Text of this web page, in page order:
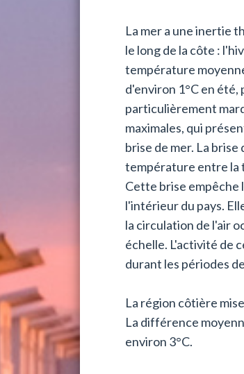
La mer a une inertie
le long de la côte :
température
d'environ 1°C en été,
particulièrement
maximales, qui
brise de mer. La
température entre la
Cette brise empêche
l'intérieur du pays.
la circulation de l'air
échelle. L'activité de
durant les périodes
La région côtière
La différence
environ 3°C.